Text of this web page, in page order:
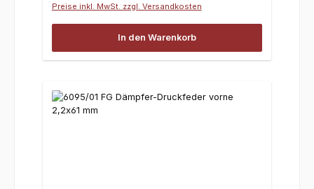
Preise inkl. MwSt. zzgl. Versandkosten
In den Warenkorb